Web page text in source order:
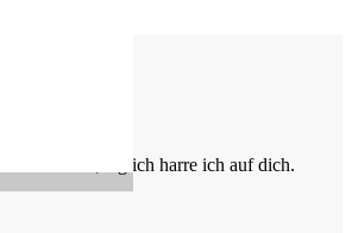
der mir hilft; täglich harre ich auf dich.